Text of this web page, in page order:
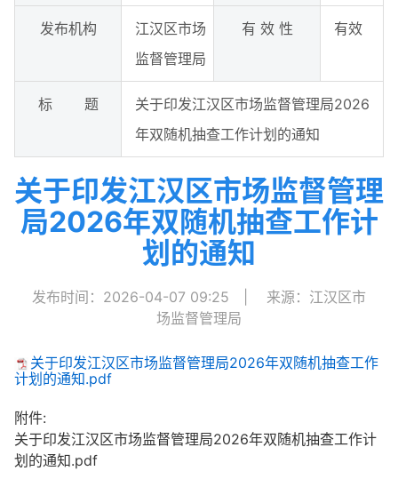
发布机构
江汉区市场
监督管理局
有 效 性 有效
标 题
关于印发江汉区市场监督管理局2026
年双随机抽查工作计划的通知
关于印发江汉区市场监督管理
局2026年双随机抽查工作计
划的通知
发布时间：2026-04-07 09:25
来源：江汉区市
场监督管理局
关于印发江汉区市场监督管理局2026年双随机抽查工作
计划的通知.pdf
附件:
关于印发江汉区市场监督管理局2026年双随机抽查工作计
划的通知.pdf